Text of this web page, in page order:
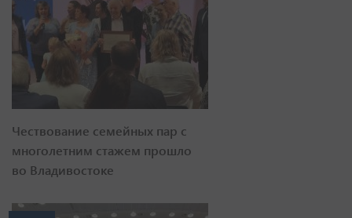
Чествование семейных пар с
многолетним стажем прошло
во Владивостоке